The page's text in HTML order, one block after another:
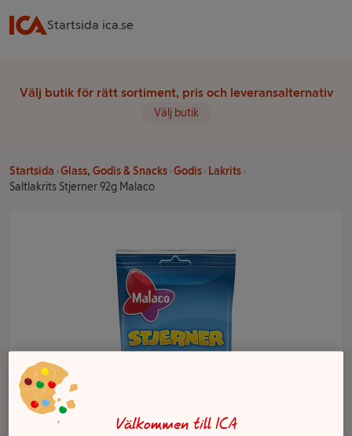
Startsida ica.se
Välj butik för rätt sortiment, pris och leveransalternativ
Välj butik
Startsida Glass, Godis & Snacks Godis
Lakrits
Saltlakrits Stjerner 92g Malaco
Välkommen till ICA